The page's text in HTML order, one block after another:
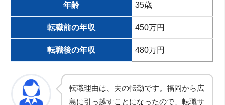
年齢 35歳
転職前の年収 450万円
転職後の年収 480万円
転職理由は、夫の転勤です。福岡から広
島に引っ越すことになったので、転職サ